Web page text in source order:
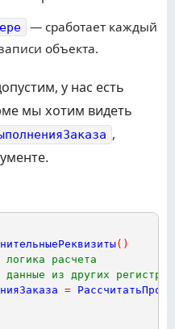
— сработает каждый
объекта.
у нас есть
мы хотим видеть
,
( )
расчета
из других
=